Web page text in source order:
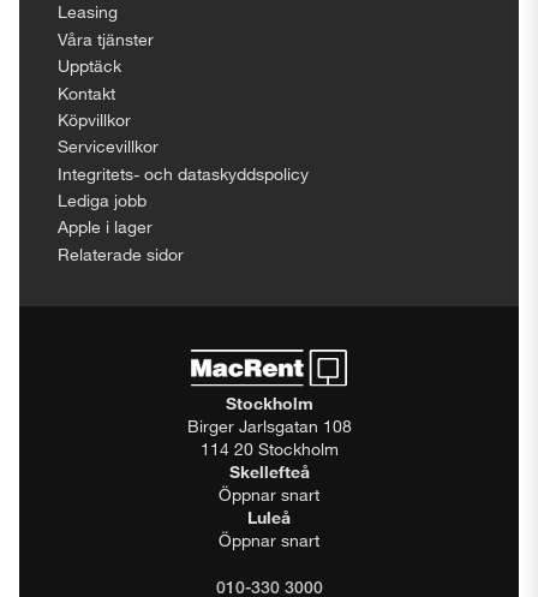
Leasing
Våra tjänster
Upptäck
Kontakt
Köpvillkor
Servicevillkor
Integritets- och dataskyddspolicy
Lediga jobb
Apple i lager
Relaterade sidor
Stockholm
Birger Jarlsgatan 108
114 20 Stockholm
Skellefteå
Öppnar snart
Luleå
Öppnar snart
010-330 3000